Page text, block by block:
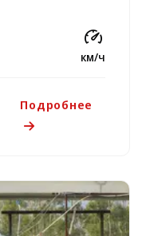
км/ч
Подробнее